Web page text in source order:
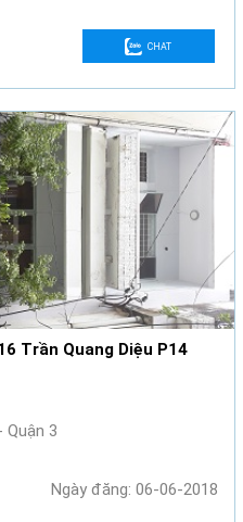
CHAT
Trần Quang Diệu P14
Quận 3
Ngày đăng: 06-06-2018